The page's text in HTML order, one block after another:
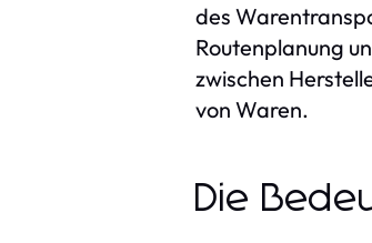
des
Routenplanung
zwischen
von Waren.
Die